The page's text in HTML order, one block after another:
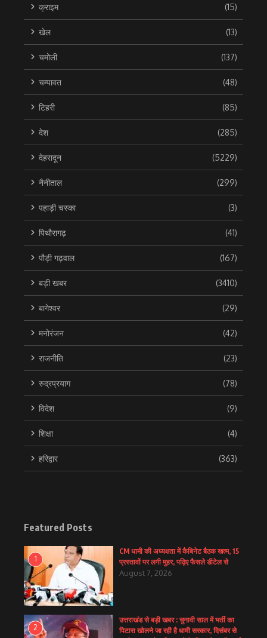
क्राइम (15)
खेल (13)
चमोली (137)
चम्पावत (48)
टिहरी (85)
देश (285)
देहरादून (5229)
नैनीताल (299)
पहाड़ी चस्का (3)
पिथौरागढ़ (41)
पौड़ी गढ़वाल (167)
बड़ी खबर (3410)
बागेश्वर (29)
मनोरंजन (42)
राजनीति (23)
रुद्रप्रयाग (78)
विदेश (9)
शिक्षा (4)
हरिद्वार (363)
Featured Posts
1
CM धामी की अध्यक्षता में कैबिनेट बैठक खत्म, 15
प्रस्तावों पर लगी मुहर, पढ़िए फैसले डीटेल से
August 7, 2026
2
उत्तराखंड से बड़ी खबर : चुनावी साल में भर्ती का
पिटारा खोलने जा रही है धामी सरकार, दिसंबर से